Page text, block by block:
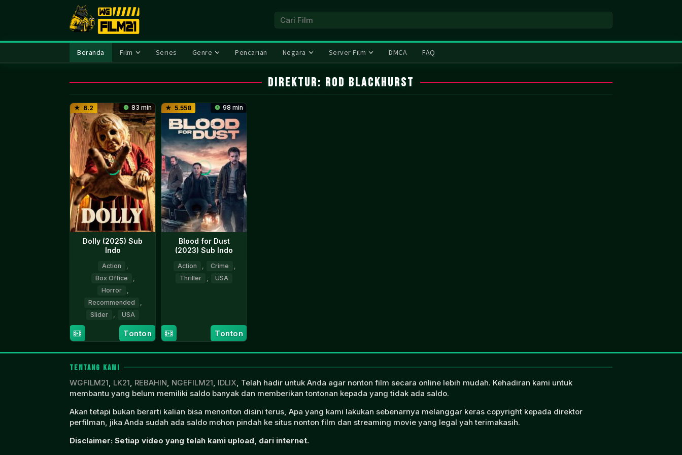
Beranda Film Series Genre Pencarian Negara Server Film DMCA FAQ
Direktur: Rod Blackhurst
6.2 83 min
Dolly (2025) Sub
Indo
Action
,
Box Office
,
Horror
,
Recommended
,
Slider
, USA
Mar
2026
Rod
Blackhurst
Tonton
5.558 98 min
Blood for Dust
(2023) Sub Indo
Action , Crime
,
Thriller
, USA
Tonton
TENTANG KAMI
WGFILM21, LK21, REBAHIN, NGEFILM21, IDLIX, Telah hadir untuk Anda agar nonton film secara online lebih mudah. Kehadiran kami untuk
membantu yang belum memiliki saldo banyak dan memberikan tontonan kepada yang tidak ada saldo.
Akan tetapi bukan berarti kalian bisa menonton disini terus, Apa yang kami lakukan sebenarnya melanggar keras copyright kepada direktor
perfilman, jika Anda sudah ada saldo mohon pindah ke situs nonton film dan streaming movie yang legal yah terimakasih.
Disclaimer: Setiap video yang telah kami upload, dari internet.